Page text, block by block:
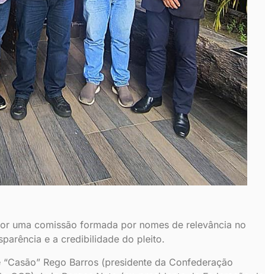
uma comissão formada por nomes de relevância no
e a credibilidade do pleito.
Rego Barros (presidente da Confederação